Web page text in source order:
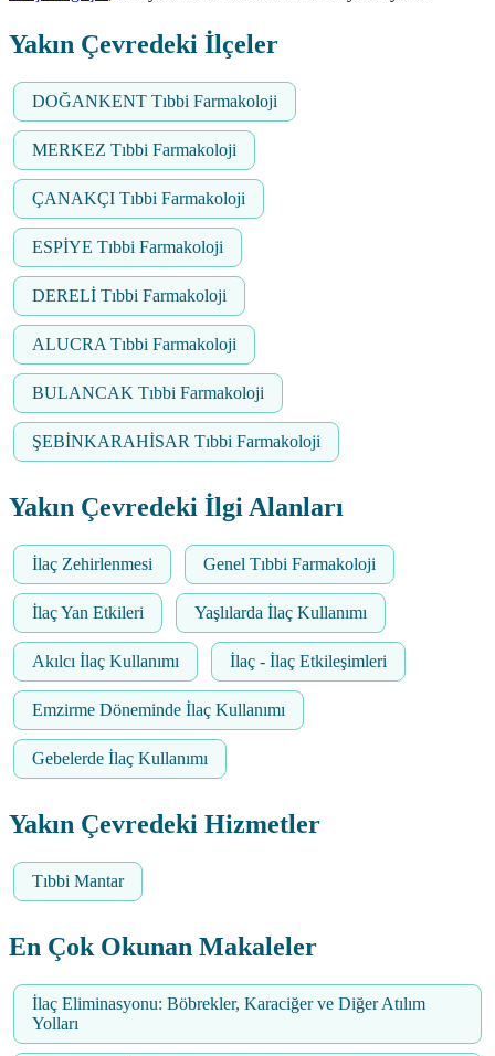
Yakın Çevredeki İlçeler
DOĞANKENT Tıbbi Farmakoloji
MERKEZ Tıbbi Farmakoloji
ÇANAKÇI Tıbbi Farmakoloji
ESPİYE Tıbbi Farmakoloji
DERELİ Tıbbi Farmakoloji
ALUCRA Tıbbi Farmakoloji
BULANCAK Tıbbi Farmakoloji
ŞEBİNKARAHİSAR Tıbbi Farmakoloji
Yakın Çevredeki İlgi Alanları
İlaç Zehirlenmesi Genel Tıbbi Farmakoloji
İlaç Yan Etkileri Yaşlılarda İlaç Kullanımı
Akılcı İlaç Kullanımı İlaç - İlaç Etkileşimleri
Emzirme Döneminde İlaç Kullanımı
Gebelerde İlaç Kullanımı
Yakın Çevredeki Hizmetler
Tıbbi Mantar
En Çok Okunan Makaleler
İlaç Eliminasyonu: Böbrekler, Karaciğer ve Diğer Atılım
Yolları